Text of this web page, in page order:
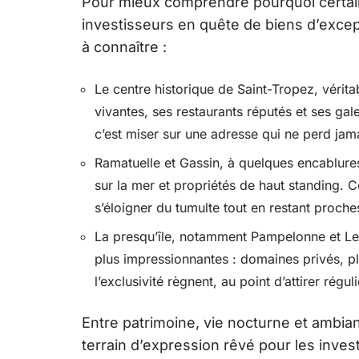
investisseurs en quête de biens
à connaître :
Le centre historique de Saint-Tropez,
vivantes, ses restaurants réputés et ses
c’est miser sur une adresse qui ne perd
Ramatuelle et Gassin, à quelques
sur la mer et propriétés de haut standing.
s’éloigner du tumulte tout en restant
La presqu’île, notamment Pampelonne et
plus impressionnantes : domaines privés,
l’exclusivité règnent, au point d’attirer
Entre patrimoine, vie nocturne et
terrain d’expression rêvé pour les